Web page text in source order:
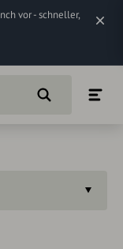
vor - schneller,